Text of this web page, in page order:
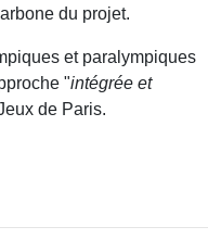
du projet.
et paralympiques
"intégrée et
de Paris.